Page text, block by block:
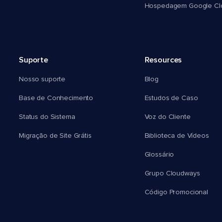
Hospedagem Google
Suporte
Nosso suporte
Base de Conhecimento
Status do Sistema
Migração de Site Grátis
Resources
Blog
Estudos de Caso
Voz do Cliente
Biblioteca de Vídeos
Glossário
Grupo Cloudways
Código Promocional